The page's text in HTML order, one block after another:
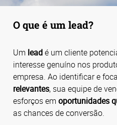
O que é um lead?
Um leadé um cliente
interesse genuíno nos
empresa. Ao identificar e
relevantes, sua equipe de
esforços em oportunidades
as chances de conversão.